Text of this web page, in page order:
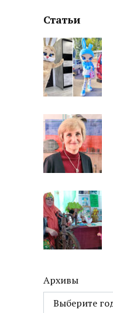
Статьи
Архивы